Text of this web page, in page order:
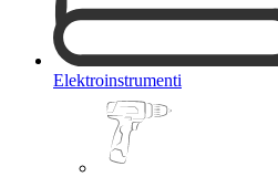
Elektroinstrumenti